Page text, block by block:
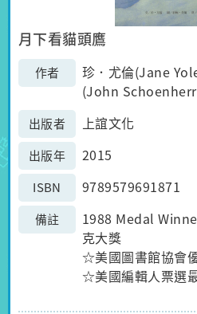
月下看貓頭鷹
作者
珍．尤倫(Jane
(John
出版者 上誼文化
出版年 2015
ISBN 9789579691871
備註
1988 Medal
克大獎
☆美國圖書館協會
☆美國編輯人票選